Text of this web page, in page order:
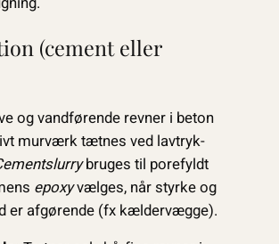
(cement eller
og vandførende revner i beton
murværk tætnes ved lavtryk-
bruges til porefyldt
epoxyvælges, når styrke og
er afgørende (fx kældervægge).